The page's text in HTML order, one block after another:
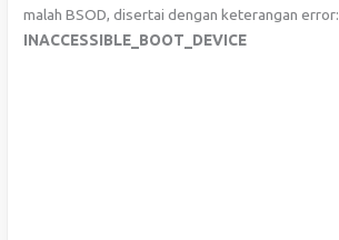
malah BSOD, disertai dengan keterangan error:
INACCESSIBLE_BOOT_DEVICE